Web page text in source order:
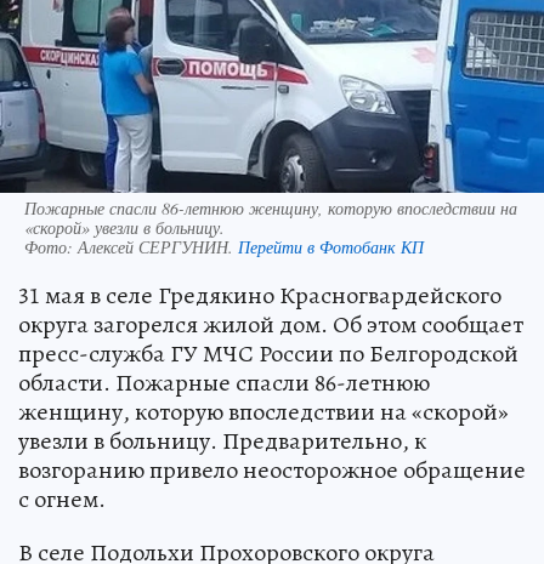
Пожарные спасли 86-летнюю женщину, которую впоследствии на
«скорой» увезли в больницу.
Фото:Алексей СЕРГУНИН. Перейти в Фотобанк КП
31 мая в селе Гредякино Красногвардейского
округа загорелся жилой дом. Об этом сообщает
пресс-служба ГУ МЧС России по Белгородской
области. Пожарные спасли 86-летнюю
женщину, которую впоследствии на «скорой»
увезли в больницу. Предварительно, к
возгоранию привело неосторожное обращение
с огнем.
В селе Подольхи Прохоровского округа